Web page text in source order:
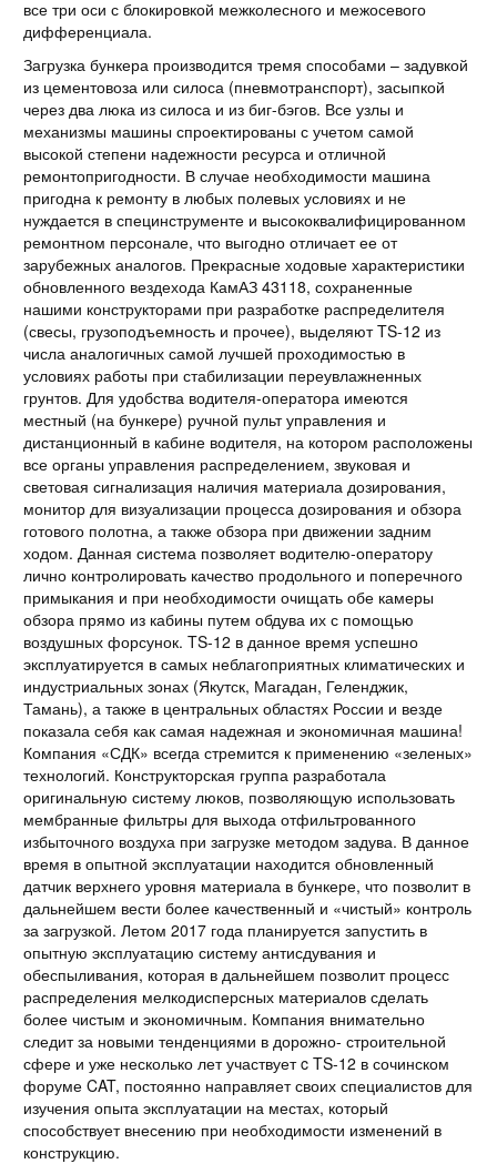
все три оси с блокировкой межколесного и межосевого
дифференциала.
Загрузка бункера производится тремя способами – задувкой
из цементовоза или силоса (пневмотранспорт), засыпкой
через два люка из силоса и из биг-бэгов. Все узлы и
механизмы машины спроектированы с учетом самой
высокой степени надежности ресурса и отличной
ремонтопригодности. В случае необходимости машина
пригодна к ремонту в любых полевых условиях и не
нуждается в специнструменте и высококвалифицированном
ремонтном персонале, что выгодно отличает ее от
зарубежных аналогов. Прекрасные ходовые характеристики
обновленного вездехода КамАЗ 43118, сохраненные
нашими конструкторами при разработке распределителя
(свесы, грузоподъемность и прочее), выделяют TS-12 из
числа аналогичных самой лучшей проходимостью в
условиях работы при стабилизации переувлажненных
грунтов. Для удобства водителя-оператора имеются
местный (на бункере) ручной пульт управления и
дистанционный в кабине водителя, на котором расположены
все органы управления распределением, звуковая и
световая сигнализация наличия материала дозирования,
монитор для визуализации процесса дозирования и обзора
готового полотна, а также обзора при движении задним
ходом. Данная система позволяет водителю-оператору
лично контролировать качество продольного и поперечного
примыкания и при необходимости очищать обе камеры
обзора прямо из кабины путем обдува их с помощью
воздушных форсунок. TS-12 в данное время успешно
эксплуатируется в самых неблагоприятных климатических и
индустриальных зонах (Якутск, Магадан, Геленджик,
Тамань), а также в центральных областях России и везде
показала себя как самая надежная и экономичная машина!
Компания «СДК» всегда стремится к применению «зеленых»
технологий. Конструкторская группа разработала
оригинальную систему люков, позволяющую использовать
мембранные фильтры для выхода отфильтрованного
избыточного воздуха при загрузке методом задува. В данное
время в опытной эксплуатации находится обновленный
датчик верхнего уровня материала в бункере, что позволит в
дальнейшем вести более качественный и «чистый» контроль
за загрузкой. Летом 2017 года планируется запустить в
опытную эксплуатацию систему антисдувания и
обеспыливания, которая в дальнейшем позволит процесс
распределения мелкодисперсных материалов сделать
более чистым и экономичным. Компания внимательно
следит за новыми тенденциями в дорожно- строительной
сфере и уже несколько лет участвует c TS-12 в сочинском
форуме CAT, постоянно направляет своих специалистов для
изучения опыта эксплуатации на местах, который
способствует внесению при необходимости изменений в
конструкцию.